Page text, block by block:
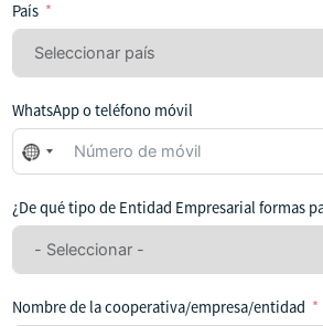
País
WhatsApp o teléfono móvil
No
se
seleccionado
ningún
¿De qué tipo de Entidad Empresarial formas
Nombre de la cooperativa/empresa/entidad